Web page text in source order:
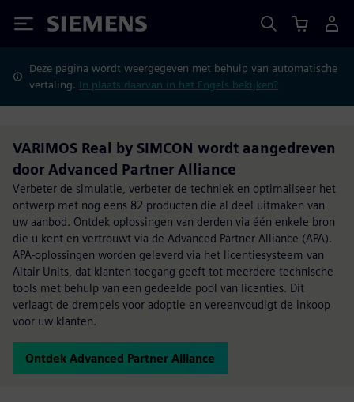
Siemens
Deze pagina wordt weergegeven met behulp van automatische
vertaling. In plaats daarvan in het Engels bekijken?
VARIMOS Real by SIMCON wordt aangedreven
door Advanced Partner Alliance
Verbeter de simulatie, verbeter de techniek en optimaliseer het
ontwerp met nog eens 82 producten die al deel uitmaken van
uw aanbod. Ontdek oplossingen van derden via één enkele bron
die u kent en vertrouwt via de Advanced Partner Alliance (APA).
APA-oplossingen worden geleverd via het licentiesysteem van
Altair Units, dat klanten toegang geeft tot meerdere technische
tools met behulp van een gedeelde pool van licenties. Dit
verlaagt de drempels voor adoptie en vereenvoudigt de inkoop
voor uw klanten.
Ontdek Advanced Partner Alliance